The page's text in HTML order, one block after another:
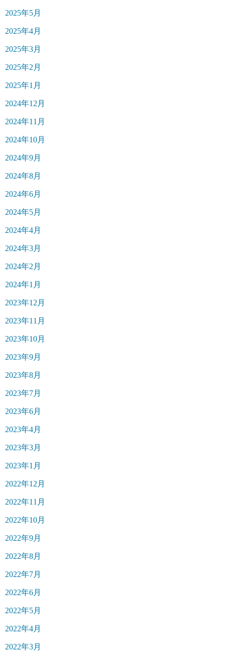
2025年5月
2025年4月
2025年3月
2025年2月
2025年1月
2024年12月
2024年11月
2024年10月
2024年9月
2024年8月
2024年6月
2024年5月
2024年4月
2024年3月
2024年2月
2024年1月
2023年12月
2023年11月
2023年10月
2023年9月
2023年8月
2023年7月
2023年6月
2023年4月
2023年3月
2023年1月
2022年12月
2022年11月
2022年10月
2022年9月
2022年8月
2022年7月
2022年6月
2022年5月
2022年4月
2022年3月